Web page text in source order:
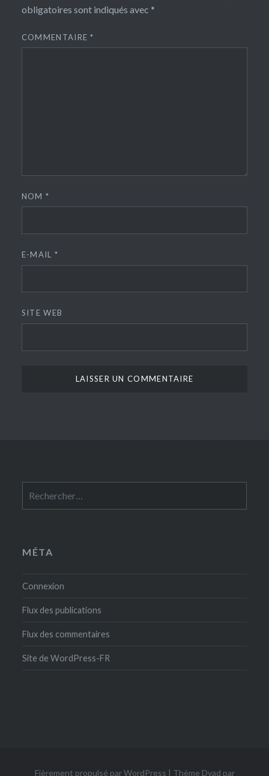
obligatoires sont indiqués avec *
COMMENTAIRE*
NOM*
E-MAIL *
SITE WEB
MÉTA
Connexion
Flux des publications
Flux des commentaires
Site de WordPress-FR
Fièrement propulsé par WordPress Thème Dyad par